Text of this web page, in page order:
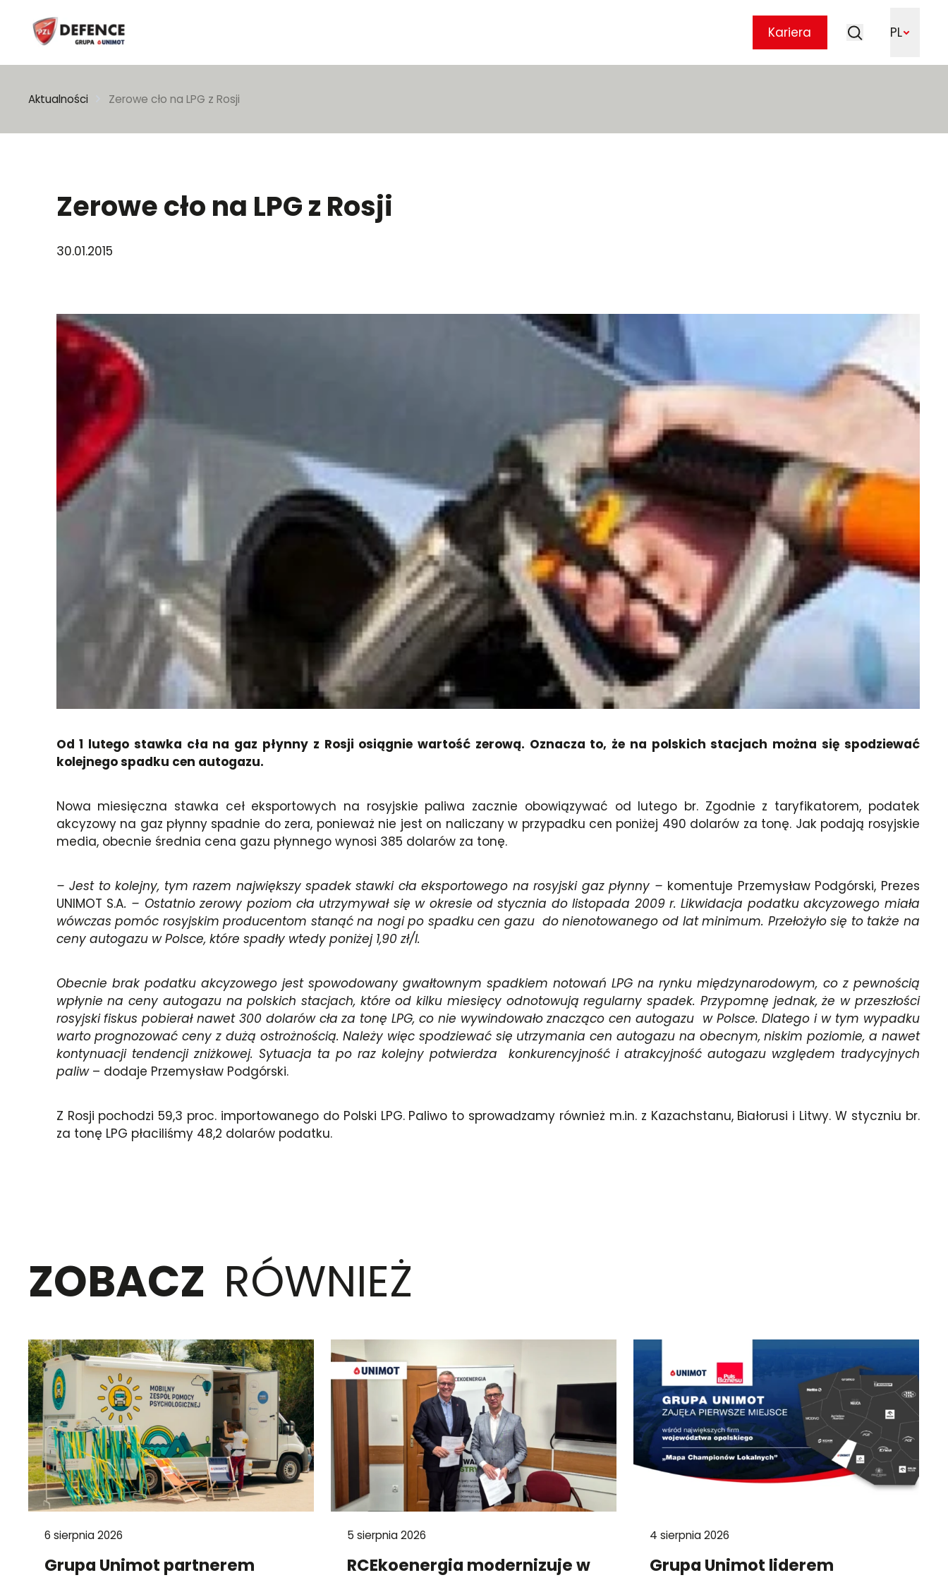
Kariera
PL
Aktualności Zerowe cło na LPG z Rosji
Zerowe cło na LPG z Rosji
30.01.2015
Od 1 lutego stawka cła na gaz płynny z Rosji osiągnie wartość zerową. Oznacza to, że na polskich stacjach można się spodziewać
kolejnego spadku cen autogazu.
Nowa miesięczna stawka ceł eksportowych na rosyjskie paliwa zacznie obowiązywać od lutego br. Zgodnie z taryfikatorem, podatek
akcyzowy na gaz płynny spadnie do zera, ponieważ nie jest on naliczany w przypadku cen poniżej 490 dolarów za tonę. Jak podają rosyjskie
media, obecnie średnia cena gazu płynnego wynosi 385 dolarów za tonę.
– Jest to kolejny, tym razem największy spadek stawki cła eksportowego na rosyjski gaz płynny – komentuje Przemysław Podgórski, Prezes
UNIMOT S.A. – Ostatnio zerowy poziom cła utrzymywał się w okresie od stycznia do listopada 2009 r. Likwidacja podatku akcyzowego miała
wówczas pomóc rosyjskim producentom stanąć na nogi po spadku cen gazu do nienotowanego od lat minimum. Przełożyło się to także na
ceny autogazu w Polsce, które spadły wtedy poniżej 1,90 zł/l.
Obecnie brak podatku akcyzowego jest spowodowany gwałtownym spadkiem notowań LPG na rynku międzynarodowym, co z pewnością
wpłynie na ceny autogazu na polskich stacjach, które od kilku miesięcy odnotowują regularny spadek. Przypomnę jednak, że w przeszłości
rosyjski fiskus pobierał nawet 300 dolarów cła za tonę LPG, co nie wywindowało znacząco cen autogazu w Polsce. Dlatego i w tym wypadku
warto prognozować ceny z dużą ostrożnością. Należy więc spodziewać się utrzymania cen autogazu na obecnym, niskim poziomie, a nawet
kontynuacji tendencji zniżkowej. Sytuacja ta po raz kolejny potwierdza konkurencyjność i atrakcyjność autogazu względem tradycyjnych
paliw – dodaje Przemysław Podgórski.
Z Rosji pochodzi 59,3 proc. importowanego do Polski LPG. Paliwo to sprowadzamy również m.in. z Kazachstanu, Białorusi i Litwy. W styczniu br.
za tonę LPG płaciliśmy 48,2 dolarów podatku.
ZOBACZ RÓWNIEŻ
6 sierpnia 2026
Grupa Unimot partnerem
5 sierpnia 2026
RCEkoenergia modernizuje w
4 sierpnia 2026
Grupa Unimot liderem